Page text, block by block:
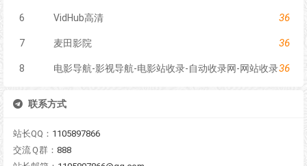
6 VidHub高清 36
7 麦田影院 36
8 电影导航-影视导航-电影站收录-自动收录网-网站收录36
联系方式
站长QQ： 1105897866
交流Ｑ群： 888